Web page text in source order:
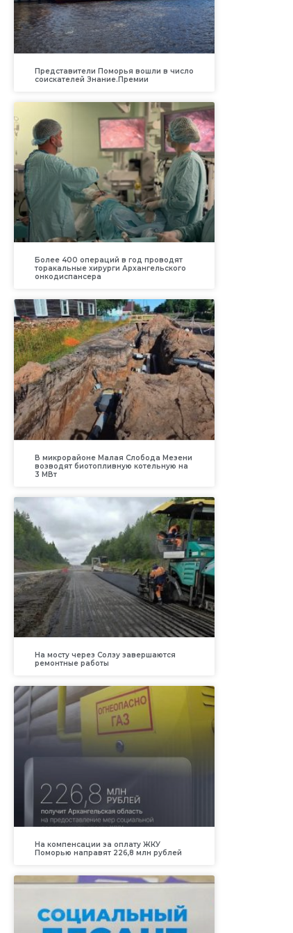
Представители Поморья вошли в число
соискателей Знание.Премии
Более 400 операций в год проводят
торакальные хирурги Архангельского
онкодиспансера
В микрорайоне Малая Слобода Мезени
возводят биотопливную котельную на
3 МВт
На мосту через Солзу завершаются
ремонтные работы
На компенсации за оплату ЖКУ
Поморью направят 226,8 млн рублей